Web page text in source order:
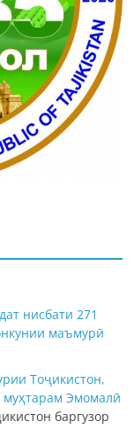
нисбати 271
маъмурӣ
Тоҷикистон,
Эмомалӣ
баргузор